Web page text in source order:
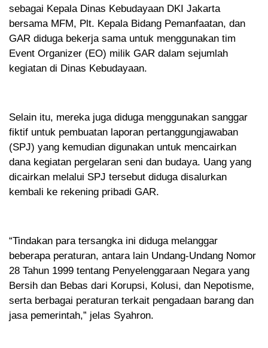
sebagai Kepala Dinas Kebudayaan DKI Jakarta
bersama MFM, Plt. Kepala Bidang Pemanfaatan, dan
GAR diduga bekerja sama untuk menggunakan tim
Event Organizer (EO) milik GAR dalam sejumlah
kegiatan di Dinas Kebudayaan.
Selain itu, mereka juga diduga menggunakan sanggar
fiktif untuk pembuatan laporan pertanggungjawaban
(SPJ) yang kemudian digunakan untuk mencairkan
dana kegiatan pergelaran seni dan budaya. Uang yang
dicairkan melalui SPJ tersebut diduga disalurkan
kembali ke rekening pribadi GAR.
“Tindakan para tersangka ini diduga melanggar
beberapa peraturan, antara lain Undang-Undang Nomor
28 Tahun 1999 tentang Penyelenggaraan Negara yang
Bersih dan Bebas dari Korupsi, Kolusi, dan Nepotisme,
serta berbagai peraturan terkait pengadaan barang dan
jasa pemerintah,” jelas Syahron.